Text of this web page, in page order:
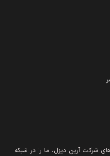
شرکت آرین دیزل، ما را در شبکه